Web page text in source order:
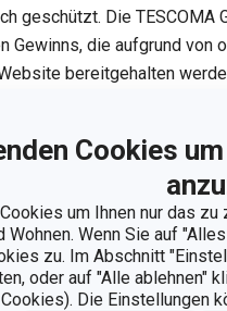
Cookies
um Ihnen nur das
Wohnen. Wenn Sie auf
zu. Im Abschnitt
oder auf "Alle ablehnen"
Cookies). Die Einstellungen
geschützt. Die
Gewinns, die aufgrund
bereitgehalten
die durch nicht
Website sind
Bereitstellung für
Bildmaterial, Grafiken,